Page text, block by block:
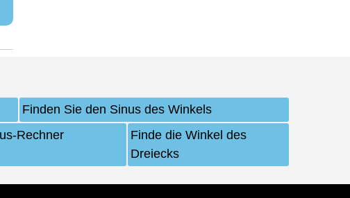
Finden Sie den Sinus des Winkels
Rechner
Finde die Winkel des
Dreiecks